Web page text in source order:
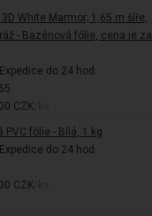
White Marmor; 1,65 m šíře,
- Bazénová fólie, cena je za
Expedice do 24 hod.
CZK
PVC fólie - Bílá, 1 kg
Expedice do 24 hod.
CZK